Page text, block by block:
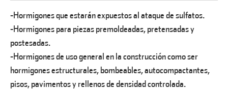
-Hormigones que estarán expuestos al ataque de sulfatos.
-Hormigones para piezas premoldeadas, pretensadas y
postesadas.
-Hormigones de uso general en la construcción como ser
hormigones estructurales, bombeables, autocompactantes,
pisos, pavimentos y rellenos de densidad controlada.